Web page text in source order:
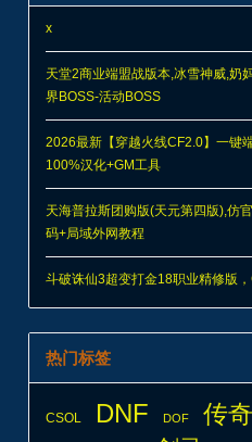
x
天堂2商业端盟战版本,冰雪神威,奶
界BOSS-活动BOSS
2026最新【穿越火线CF2.0】一键
100%汉化+GM工具
天海普拉斯团购版(天元第四版),仿
码+局域外网教程
斗破诛仙3超变打金18职业精修版
热门标签
CSOL DNF DOF 传奇